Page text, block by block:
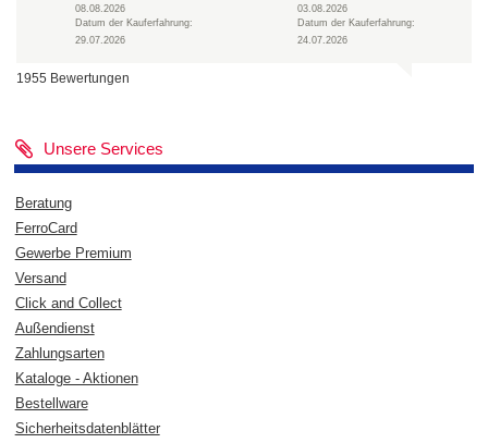
08.08.2026
Datum der Kauferfahrung:
29.07.2026
03.08.2026
Datum der Kauferfahrung:
24.07.2026
1955 Bewertungen
Unsere Services
Beratung
FerroCard
Gewerbe Premium
Versand
Click and Collect
Außendienst
Zahlungsarten
Kataloge - Aktionen
Bestellware
Sicherheitsdatenblätter